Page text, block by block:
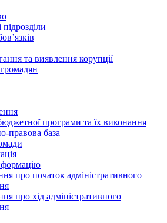
та виявлення корупції
програми та їх виконання
правова база
про початок адміністративного
про хід адміністративного